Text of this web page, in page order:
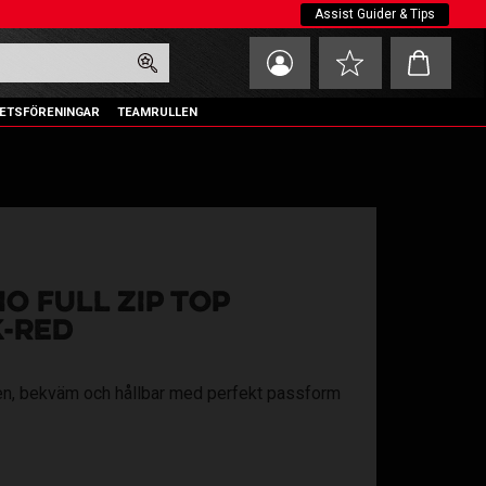
Assist Guider & Tips
Favoriter
Kundvagn
TEAMRULLEN
FULL ZIP TOP
RED
bekväm och hållbar med perfekt passform